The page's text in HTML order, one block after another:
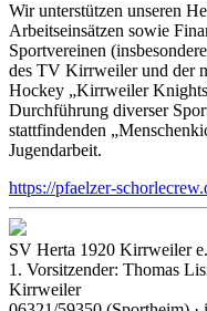
Wir unterstützen unseren
Arbeitseinsätzen sowie
Sportvereinen
des TV Kirrweiler und der
Hockey „Kirrweiler
Durchführung diverser
stattfindenden
Jugendarbeit.
https://pfaelzer-
SV Herta 1920 Kirrweiler
1. Vorsitzender: Thomas
Kirrweiler